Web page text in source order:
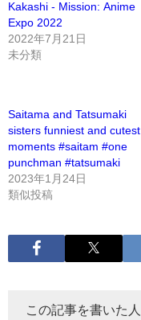
Kakashi - Mission: Anime
Expo 2022
2022年7月21日
未分類
Saitama and Tatsumaki
sisters funniest and cutest
moments #saitam #one
punchman #tatsumaki
2023年1月24日
類似投稿
この記事を書いた人